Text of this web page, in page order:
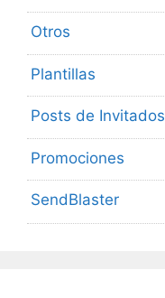
Otros
Plantillas
Posts de Invitados
Promociones
SendBlaster